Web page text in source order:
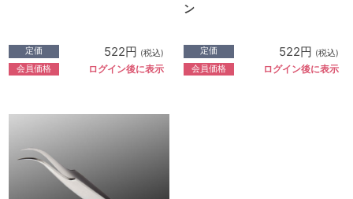
定価 522円 (税込)
会員価格 ログイン後に表示
ン
定価 522円 (税込)
会員価格 ログイン後に表示